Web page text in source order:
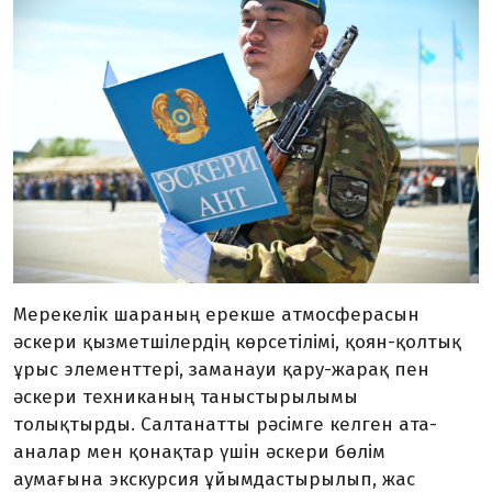
Мерекелік шараның ерекше атмосферасын
әскери қызметшілердің көрсетілімі, қоян-қолтық
ұрыс элементтері, заманауи қару-жарақ пен
әскери техниканың таныстырылымы
толықтырды. Салтанатты рәсімге келген ата-
аналар мен қонақтар үшін әскери бөлім
аумағына экскурсия ұйымдастырылып, жас